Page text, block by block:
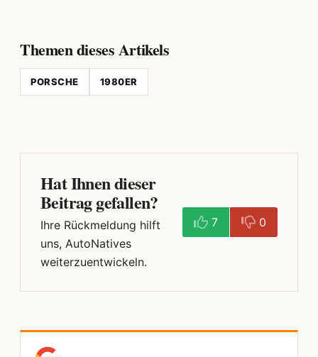
Themen dieses Artikels
PORSCHE 1980ER
Hat Ihnen dieser
Beitrag gefallen?
Ihre Rückmeldung hilft
uns, AutoNatives
weiterzuentwickeln.
7 0